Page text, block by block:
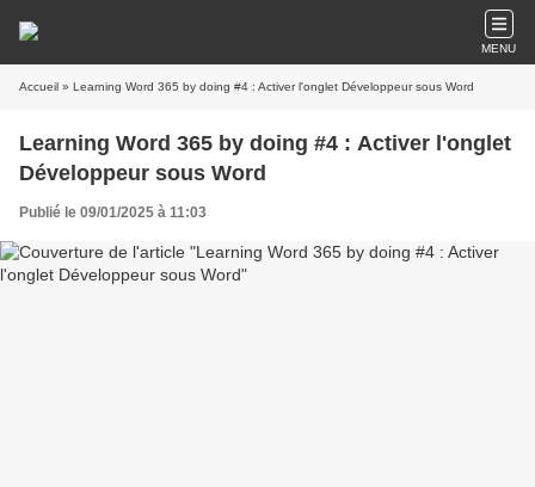
MENU
Accueil » Learning Word 365 by doing #4 : Activer l'onglet Développeur sous Word
Learning Word 365 by doing #4 : Activer l'onglet
Développeur sous Word
Publié le 09/01/2025 à 11:03